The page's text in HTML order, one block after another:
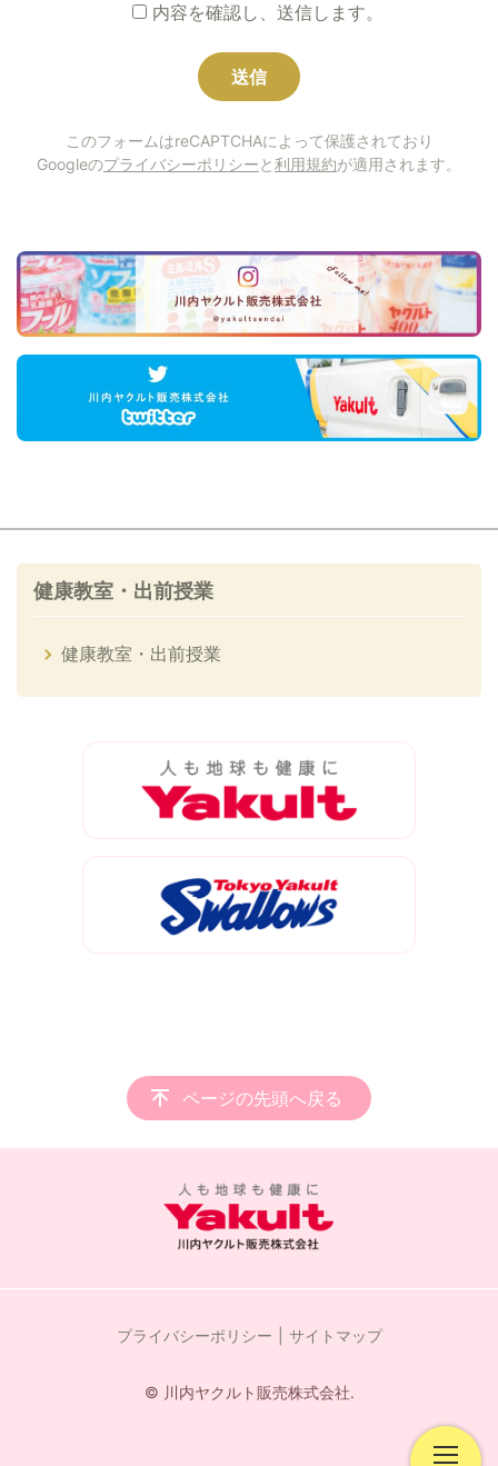
内容を確認し、送信します。
このフォームはreCAPTCHAによって保護されており
Googleのプライバシーポリシーと利用規約が適用されます。
健康教室・出前授業
健康教室・出前授業
ページの先頭へ戻る
プライバシーポリシー サイトマップ
© 川内ヤクルト販売株式会社.